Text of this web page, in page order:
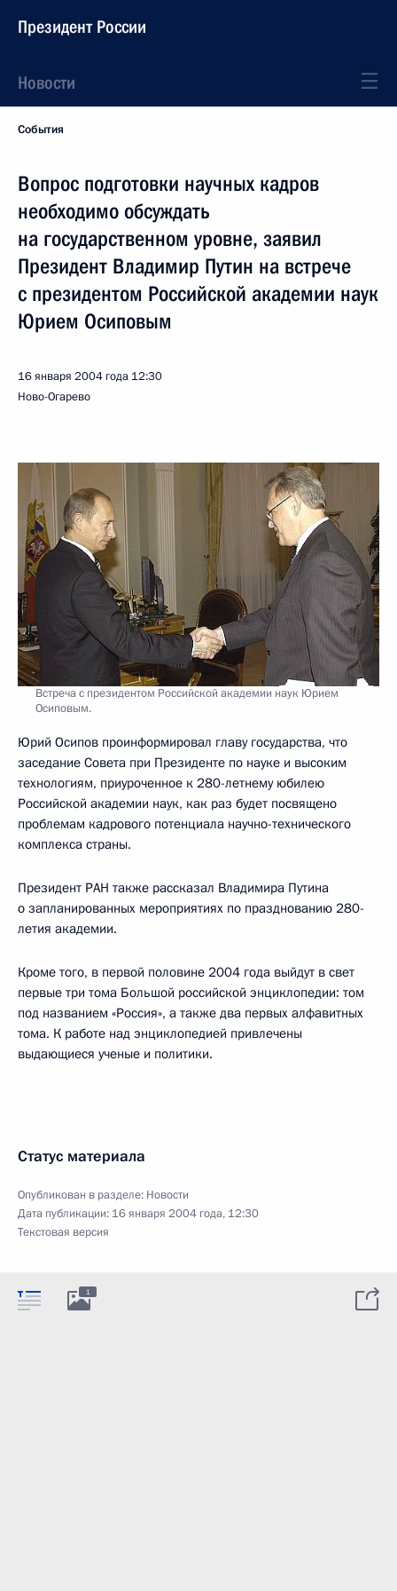
Президент России
Новости
События
Вопрос подготовки научных кадров
необходимо обсуждать
на государственном уровне, заявил
Президент Владимир Путин на встрече
с президентом Российской академии наук
Юрием Осиповым
16 января 2004 года 12:30
Ново-Огарево
Встреча с президентом Российской академии наук Юрием
Осиповым.
Юрий Осипов проинформировал главу государства, что
заседание Совета при Президенте по науке и высоким
технологиям, приуроченное к 280-летнему юбилею
Российской академии наук, как раз будет посвящено
проблемам кадрового потенциала научно-технического
комплекса страны.
Президент РАН также рассказал Владимира Путина
о запланированных мероприятиях по празднованию 280-
летия академии.
Кроме того, в первой половине 2004 года выйдут в свет
первые три тома Большой российской энциклопедии: том
под названием «Россия», а также два первых алфавитных
тома. К работе над энциклопедией привлечены
выдающиеся ученые и политики.
Статус материала
Опубликован в разделе: Новости
Дата публикации: 16 января 2004 года, 12:30
Текстовая версия
1